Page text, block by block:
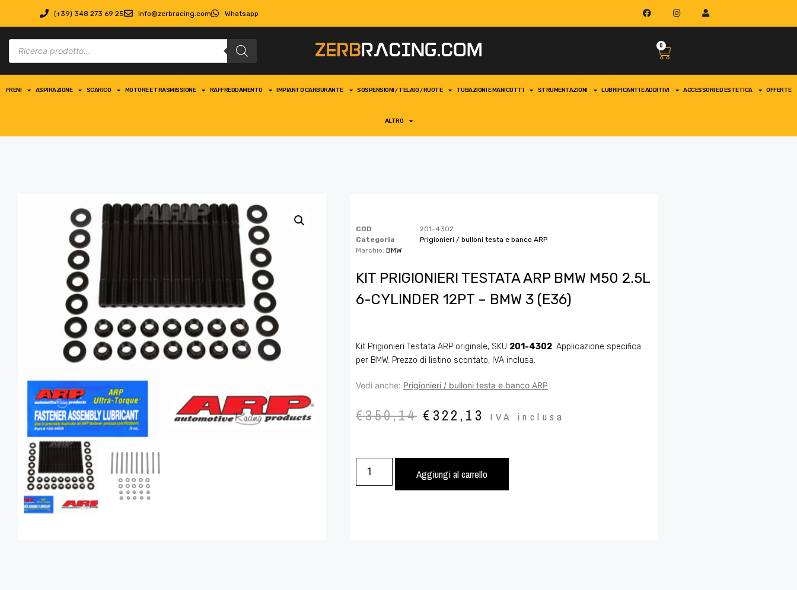
(+39) 348 273 69 25 info@zerbracing.com Whatsapp
0
FRENI ASPIRAZIONE SCARICO MOTORE E TRASMISSIONE RAFFREDDAMENTO IMPIANTO CARBURANTE SOSPENSIONI / TELAIO / RUOTE TUBAZIONI E MANICOTTI STRUMENTAZIONI LUBRIFICANTI E ADDITIVI ACCESSORI ED ESTETICA OFFERTE
ALTRO
COD
201-4302
Categoria
Prigionieri / bulloni testa e banco ARP
Marchio: BMW
KIT PRIGIONIERI TESTATA ARP BMW M50 2.5L
6-CYLINDER 12PT – BMW 3 (E36)
Kit Prigionieri Testata ARP originale, SKU 201-4302. Applicazione specifica
per BMW. Prezzo di listino scontato, IVA inclusa.
Vedi anche: Prigionieri / bulloni testa e banco ARP
€350,14 € 322,13 IVA inclusa
Aggiungi al carrello